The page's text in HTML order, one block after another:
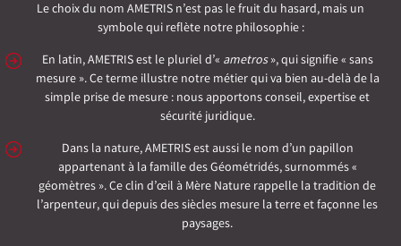
Le choix du nom AMETRIS n’est pas le fruit du hasard, mais un
symbole qui reflète notre philosophie :
En latin, AMETRIS est le pluriel d’« ametros», qui signifie « sans
mesure ». Ce terme illustre notre métier qui va bien au-delà de la
simple prise de mesure : nous apportons conseil, expertise et
sécurité juridique.
Dans la nature, AMETRIS est aussi le nom d’un papillon
appartenant à la famille des Géométridés, surnommés «
géomètres ». Ce clin d’œil à Mère Nature rappelle la tradition de
l’arpenteur, qui depuis des siècles mesure la terre et façonne les
paysages.